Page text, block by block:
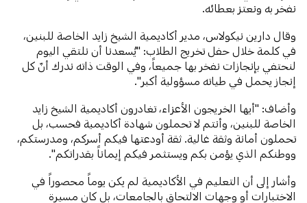
نفخر به ونعتز بعطائه.
وقال دارين نيكولاس، مدير أكاديمية الشيخ زايد الخاصة للبنين،
في كلمة خلال حفل تخريج الطلاب: "يُسعدنا أن نلتقي اليوم
لنحتفي بإنجازات نفخر بها جميعاً، وفي الوقت ذاته ندرك أنّ كل
إنجاز يحمل في طياته مسؤولية أكبر".
وأضاف: "أيها الخريجون الأعزاء، تغادرون أكاديمية الشيخ زايد
الخاصة للبنين، وأنتم لا تحملون شهادة أكاديمية فحسب، بل
تحملون أمانة وثقة غالية. ثقة أودعتها فيكم أسركم، ومدرستكم،
ووطنكم الذي يؤمن بكم ويستثمر فيكم إيماناً بقدراتكم".
وأشار إلى أن التعليم في الأكاديمية لم يكن يوماً محصوراً في
الاختبارات أو وجهات الالتحاق بالجامعات، بل كان مسيرة